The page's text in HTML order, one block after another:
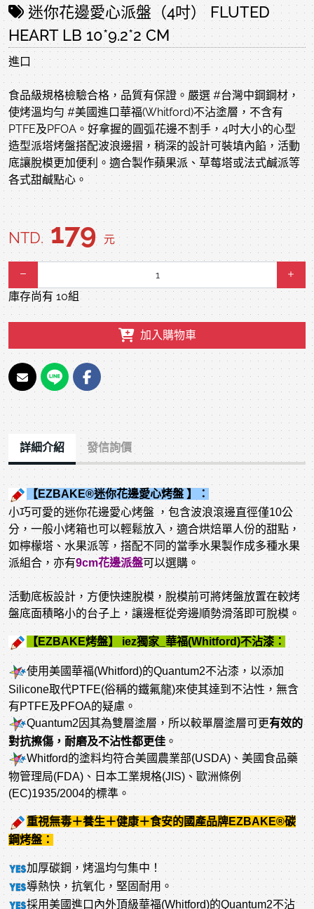
迷你花邊愛心派盤（4吋） FLUTED
HEART LB 10*9.2*2 CM
進口
食品級規格檢驗合格，品質有保證。嚴選 #台灣中鋼鋼材，
使烤溫均勻 #美國進口華福(Whitford)不沾塗層，不含有
PTFE及PFOA。好拿握的圓弧花邊不割手，4吋大小的心型
造型派塔烤盤搭配波浪邊摺，稍深的設計可裝填內餡，活動
底讓脫模更加便利。適合製作蘋果派、草莓塔或法式鹹派等
各式甜鹹點心。
NTD. 179 元
庫存尚有 10組
加入購物車
詳細介紹 發信詢價
【EZBAKE®迷你花邊愛心烤盤 】：
小巧可愛的迷你花邊愛心烤盤 ，包含波浪滾邊直徑僅10公
分，一般小烤箱也可以輕鬆放入，適合烘焙單人份的甜點，
如檸檬塔、水果派等，搭配不同的當季水果製作成多種水果
派組合，亦有9cm花邊派盤可以選購。
活動底板設計，方便快速脫模，脫模前可將烤盤放置在較烤
盤底面積略小的台子上，讓邊框從旁邊順勢滑落即可脫模。
【EZBAKE烤盤】 iez獨家_華福(Whitford)不沾漆：
使用美國華福(Whitford)的Quantum2不沾漆，以添加
Silicone取代PTFE(俗稱的鐵氟龍)來使其達到不沾性，無含
有PTFE及PFOA的疑慮。
Quantum2因其為雙層塗層，所以較單層塗層可更有效的
對抗擦傷，耐磨及不沾性都更佳。
Whitford的塗料均符合美國農業部(USDA)、美國食品藥
物管理局(FDA)、日本工業規格(JIS)、歐洲條例
(EC)1935/2004的標準。
重視無毒＋養生＋健康＋食安的國產品牌EZBAKE®碳
鋼烤盤：
加厚碳鋼，烤溫均勻集中！
導熱快，抗氧化，堅固耐用。
採用美國進口內外頂級華福(Whitford)的Quantum2不沾